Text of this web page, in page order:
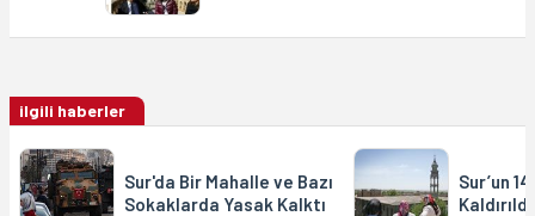
ilgili haberler
Sur'da Bir Mahalle ve Bazı
Sokaklarda Yasak Kalktı
Sur’un
Kaldırıldı